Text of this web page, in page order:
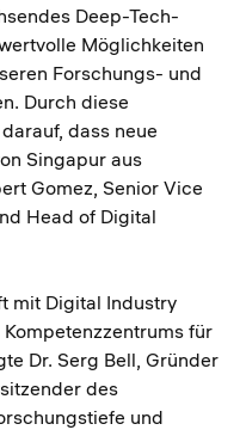
Deep-Tech-
Möglichkeiten
Forschungs- und
Durch diese
dass neue
Singapur aus
Gomez, Senior Vice
Head of Digital
mit Digital Industry
für
Dr. Serg Bell, Gründer
des
und